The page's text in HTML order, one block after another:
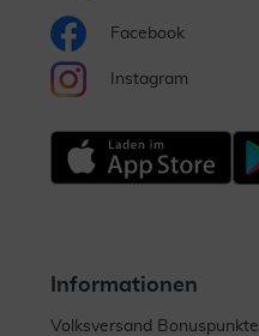
Facebook
Instagram
Informationen
Volksversand Bonuspunkte